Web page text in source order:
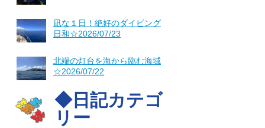
凪な１日！絶好のダイビング
日和☆2026/07/23
北端の灯台を海から臨む海域
☆2026/07/22
◆日記カテゴ
リー